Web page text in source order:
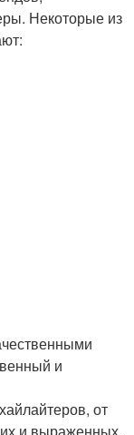
Некоторые из
и
от